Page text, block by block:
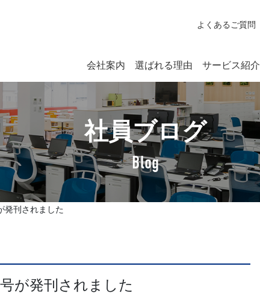
よくあるご質問
会社案内
社長挨拶 企業理念
アクセスマップ
選ばれる理由 サービス紹介
システム開発
SYSTEM DEVELOPMENT
Webシステム開発
社員ブログ
Blog
刊されました
が発刊されました